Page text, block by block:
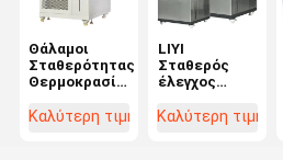
Θάλαμοι
Σταθερότητας
Θερμοκρασίας
για Συνεχή
Καλύτερη τιμή
LIYI
Σταθερός
έλεγχος
κύκλου
Καλύτερη τιμή